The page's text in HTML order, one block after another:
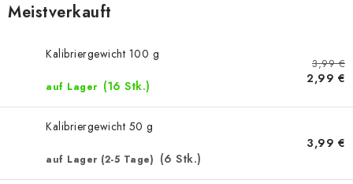
MICROGREENS
SMARTER GARTEN
Geschäftsbewertung Kaufberatung
Kontakt
Datenschutzerklärung Impressum
Meistverkauft
Kalibriergewicht 100 g
auf Lager (16 Stk.)
3,99 €
2,99 €
Kalibriergewicht 50 g
auf Lager (2-5 Tage) (6 Stk.)
3,99 €